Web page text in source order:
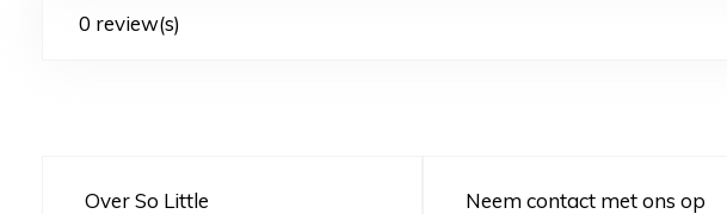
0 review(s)
Over So Little Neem contact met ons op